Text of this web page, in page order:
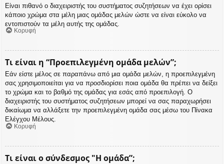
Είναι πιθανό ο διαχειριστής του συστήματος συζητήσεων να έχει ορίσει
κάποιο χρώμα στα μέλη μιας ομάδας μελών ώστε να είναι εύκολο να
εντοπιστούν τα μέλη αυτής της ομάδας.
Κορυφή
Τι είναι η “Προεπιλεγμένη ομάδα μελών”;
Εάν είστε μέλος σε παραπάνω από μια ομάδα μελών, η προεπιλεγμένη
σας χρησιμοποιείται για να προσδιορίσει ποια ομάδα θα πρέπει να δείξει
το χρώμα και το βαθμό της ομάδας για εσάς από προεπιλογή. Ο
διαχειριστής του συστήματος συζητήσεων μπορεί να σας παραχωρήσει
δικαίωμα να αλλάξετε την προεπιλεγμένη ομάδα σας μέσω του Πίνακα
Ελέγχου Μέλους.
Κορυφή
Τι είναι ο σύνδεσμος "Η ομάδα”;